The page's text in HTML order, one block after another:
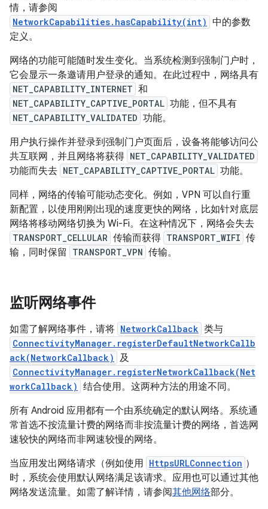
情，请参阅
NetworkCapabilities.hasCapability(int) 中的参数
定义。
网络的功能可能随时发生变化。当系统检测到强制门户时，
它会显示一条邀请用户登录的通知。在此过程中，网络具有
NET_CAPABILITY_INTERNET 和
NET_CAPABILITY_CAPTIVE_PORTAL 功能，但不具有
NET_CAPABILITY_VALIDATED 功能。
用户执行操作并登录到强制门户页面后，设备将能够访问公
共互联网，并且网络将获得 NET_CAPABILITY_VALIDATED
功能而失去 NET_CAPABILITY_CAPTIVE_PORTAL 功能。
同样，网络的传输可能动态变化。例如，VPN 可以自行重
新配置，以使用刚刚出现的速度更快的网络，比如针对底层
网络将移动网络切换为 Wi-Fi。在这种情况下，网络会失去
TRANSPORT_CELLULAR 传输而获得 TRANSPORT_WIFI 传
输，同时保留
TRANSPORT_VPN 传输。
监听网络事件
如需了解网络事件，请将 NetworkCallback 类与
ConnectivityManager.registerDefaultNetworkCallb
ack(NetworkCallback) 及
ConnectivityManager.registerNetworkCallback(Net
workCallback) 结合使用。这两种方法的用途不同。
所有 Android 应用都有一个由系统确定的默认网络。系统通
常首选不按流量计费的网络而非按流量计费的网络，首选网
速较快的网络而非网速较慢的网络。
当应用发出网络请求（例如使用 HttpsURLConnection ）
时，系统会使用默认网络满足该请求。应用也可以通过其他
网络发送流量。如需了解详情，请参阅其他网络部分。